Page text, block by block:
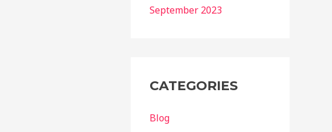
September 2023
CATEGORIES
Blog